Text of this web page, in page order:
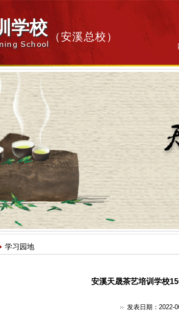
学校
School
（安溪总校）
学习园地
安溪天晟茶艺培训学校
发表日期：2022-